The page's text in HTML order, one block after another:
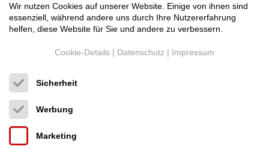
HovlandRöhrensätze, Reparaturen, Modif...
Preis auf Anfrage
Wir nutzen Cookies auf unserer Website. Einige von ihnen sind
essenziell, während andere uns durch Ihre Nutzererfahrung
helfen, diese Website für Sie und andere zu verbessern.
Cookie-Details | Datenschutz | Impressum
Sicherheit
Werbung
Marketing